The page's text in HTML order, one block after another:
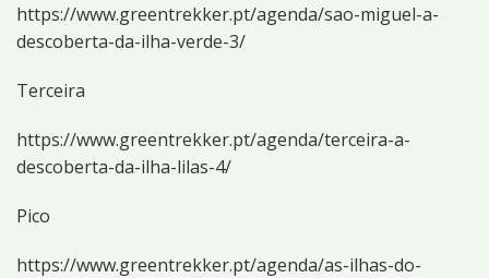
https://www.greentrekker.pt/agenda/sao-miguel-a-
descoberta-da-ilha-verde-3/
Terceira
https://www.greentrekker.pt/agenda/terceira-a-
descoberta-da-ilha-lilas-4/
Pico
https://www.greentrekker.pt/agenda/as-ilhas-do-